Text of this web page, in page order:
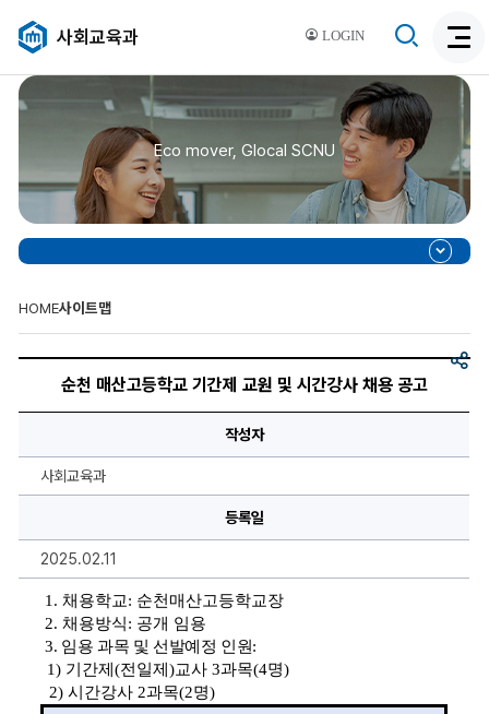
LOGIN
사회교육과
색
활
성
색
Eco mover, Glocal SCNU
HOME사이트맵
공
산
학
시
순천 매산고등학교 기간제 교원 및 시간강사 채용 공고
작성자
사회교육과
등록일
2025.02.11
1. 채용학교: 순천매산고등학교장
2. 채용방식: 공개 임용
3. 임용 과목 및 선발예정 인원:
1) 기간제(전일제)교사 3과목(4명)
2) 시간강사 2과목(2명)